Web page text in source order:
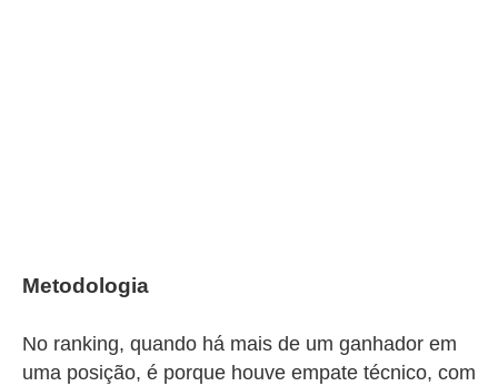
Metodologia
No ranking, quando há mais de um ganhador em
uma posição, é porque houve empate técnico, com